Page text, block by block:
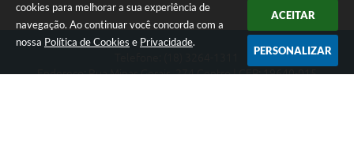
cookies para melhorar a sua experiência de
navegação. Ao continuar você concorda com a
nossa Política de Cookies e Privacidade.
ACEITAR
PERSONALIZAR
Endereço: Rua Minas Gerais, 274 Centro | CEP: 19640-015